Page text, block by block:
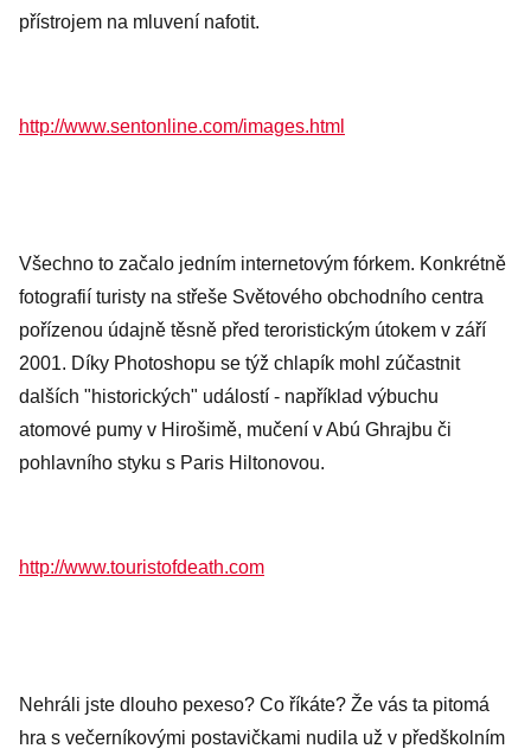
přístrojem na mluvení nafotit.
http://www.sentonline.com/images.html
Všechno to začalo jedním internetovým fórkem. Konkrétně
fotografií turisty na střeše Světového obchodního centra
pořízenou údajně těsně před teroristickým útokem v září
2001. Díky Photoshopu se týž chlapík mohl zúčastnit
dalších "historických" událostí - například výbuchu
atomové pumy v Hirošimě, mučení v Abú Ghrajbu či
pohlavního styku s Paris Hiltonovou.
http://www.touristofdeath.com
Nehráli jste dlouho pexeso? Co říkáte? Že vás ta pitomá
hra s večerníkovými postavičkami nudila už v předškolním